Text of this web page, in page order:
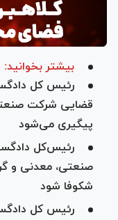
بیشتر بخوانید:
رئیس کل
قضایی شرکت
پیگیری می‌شود
رئیس‌کل
صنعتی، معدنی و
شکوفا شود
رئیس کل